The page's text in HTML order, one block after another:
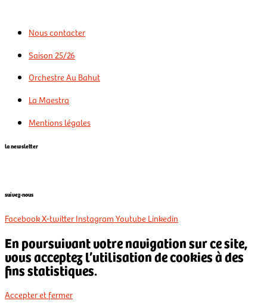
Nous contacter
Saison 25/26
Orchestre Au Bahut
La Maestra
Mentions légales
la newsletter
suivez-nous
FacebookX-twitterInstagramYoutubeLinkedin
En poursuivant votre navigation sur ce site,
vous acceptez l’utilisation de cookies à des
fins statistiques.
Accepter et fermer